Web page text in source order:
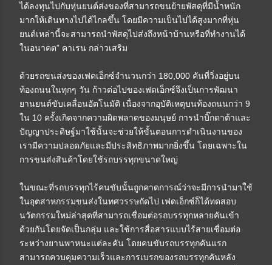
ได้ลงทุนไปกับหุ่นยนต์ส่งของที่สามารถขนย้ายพัสดุที่มีน้ำหนัก
มากให้เดินทางไปได้ไกลขึ้น โดยมีความเป็นไปได้สูงมากที่หุ่น
ยนต์เหล่านี้จะสามารถนำพัสดุไปส่งถึงหน้าบ้านหรือที่ทำงานได้
ในอนาคต” คาเรน กล่าวเสริม
ด้วยรถขนส่งของเฟดเอ็กซ์จำนวนกว่า 180,000 คันที่วิ่งอยู่บน
ท้องถนนในทุกๆ วัน ก้าวต่อไปของเฟดเอ็กซ์จึงเป็นการพัฒนา
ยานยนต์ขับเคลื่อนอัตโนมัติ เนื่องจากอุบัติเหตุบนท้องถนนกว่า 9
ใน 10 ครั้งเกิดจากความผิดพลาดของมนุษย์ การนำบิ๊กดาต้าและ
ปัญญาประดิษฐ์มาใช้นั้นจะช่วยให้ขั้นตอนการดำเนินงานของ
เรามีความปลอดภัยและมีประสิทธิภาพมากยิ่งขึ้น โดยเฉพาะใน
การขนส่งสินค้าโดยใช้รถบรรทุกขนาดใหญ่
ในขณะที่รถบรรทุกไร้คนขับนั้นถูกคาดการณ์ว่าจะมีการนำมาใช้
ในอุตสาหกรรมขนส่งในทศวรรษถัดไป เฟดเอ็กซ์ก็ได้ทดสอบ
นวัตกรรมใหม่ล่าสุดที่สามารถเชื่อมต่อรถบรรทุกหลายคันเข้า
ด้วยกันโดยจัดเป็นกลุ่ม และใช้การสื่อสารแบบไร้สายเชื่อมต่อ
ระหว่างยานพาหนะแต่ละคัน โดยคนขับรถบรรทุกคันแรก
สามารถควบคุมความเร็วและการเบรกของรถบรรทุกคันหลัง